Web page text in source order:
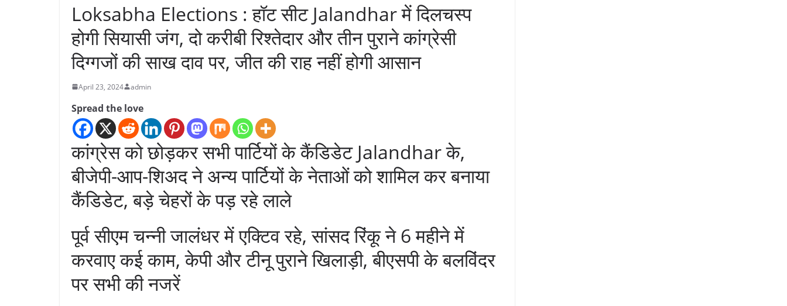
Loksabha Elections : हॉट सीट Jalandhar में दिलचस्प
होगी सियासी जंग, दो करीबी रिश्तेदार और तीन पुराने कांग्रेसी
दिग्गजों की साख दाव पर, जीत की राह नहीं होगी आसान
April 23, 2024 admin
Spread the love
कांग्रेस को छोड़कर सभी पार्टियों के कैंडिडेट Jalandhar के,
‌बीजेपी-आप-शिअद ने अन्य पार्टियों के नेताओं को शामिल कर बनाया
कैंडिडेट, बड़े चेहरों के पड़ रहे लाले
पूर्व सीएम चन्नी जालंधर में एक्टिव रहे, सांसद रिंकू ने 6 महीने में
करवाए कई काम, केपी और टीनू पुराने खिलाड़ी, बीएसपी के बलविंदर
पर सभी की नजरें